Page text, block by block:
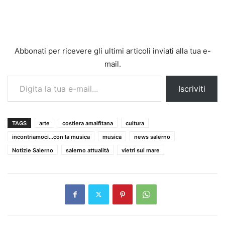
Abbonati per ricevere gli ultimi articoli inviati alla tua e-
mail.
Digita la tua e-mail...
Iscriviti
TAGS arte costiera amalfitana
cultura
incontriamoci...con la musica
musica
news salerno
Notizie Salerno
salerno attualità vietri sul mare